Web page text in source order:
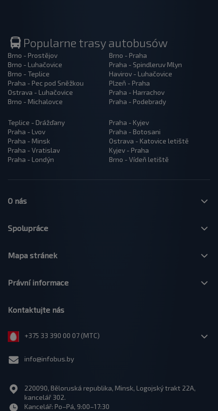
Popularne trasy autobusów
Brno - Prostějov
Brno - Luhačovice
Brno - Teplice
Praha - Pec pod Sněžkou
Ostrava - Luhačovice
Brno - Michalovce
Brno - Praha
Praha - Spindleruv Mlyn
Havirov - Luhačovice
Plzeň - Praha
Praha - Harrachov
Praha - Podebrady
Teplice - Drážďany
Praha - Lvov
Praha - Minsk
Praha - Vratislav
Praha - Londýn
Praha - Kyjev
Praha - Botosani
Ostrava - Katovice letiště
Kyjev - Praha
Brno - Vídeň letiště
O nás
Spolupráce
Mapa stránek
Právní informace
Kontaktujte nás
+375 33 390 00 07 (МТС)
info@infobus.by
220090, Běloruská republika, Minsk, Logojský trakt 22A,
kancelář 302.
Kancelář: Po–Pá, 9:00–17:30